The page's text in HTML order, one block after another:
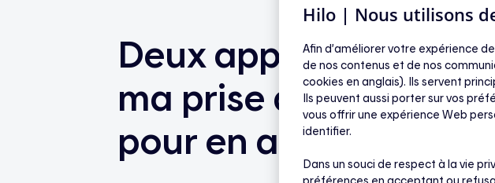
Aide — Économies et tarifs
Deux appareils sont
ma prise double.
pour en allumer un
Hilo | Nous utilisons
Afin d’améliorer votre expérience
de nos contenus et de nos
cookies en anglais). Ils servent
Ils peuvent aussi porter sur vos
vous offrir une expérience Web
identifier.
Dans un souci de respect à la vie
préférences en acceptant ou